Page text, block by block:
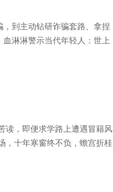
到主动钻研诈骗套路、拿捏
淋淋警示当代年轻人：世上
矛盾型反面人物：林伟并非
读，即便求学路上遭遇冒籍风
，十年寒窗终不负，蟾宫折桂
官，投身实业救国之路。